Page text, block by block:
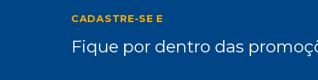
CADASTRE-SE E
Fique por dentro das